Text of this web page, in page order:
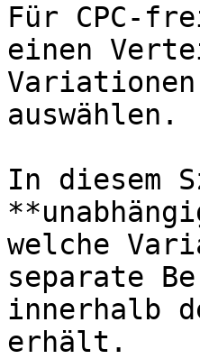
Für CPC-
einen
auswählen.
In diesem
welche
separate
innerhalb
erhält.